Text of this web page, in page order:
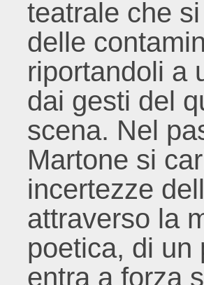
teatrale che
delle
riportandoli a
dai gesti del
scena. Nel
Martone si
incertezze
attraverso la
poetica, di un
entra a forza